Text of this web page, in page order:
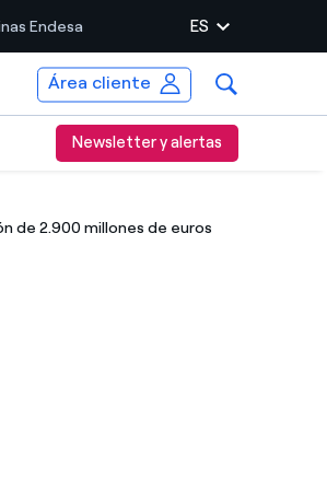
Endesa ES
Área cliente
Newsletter y alertas
de 2.900 millones de euros